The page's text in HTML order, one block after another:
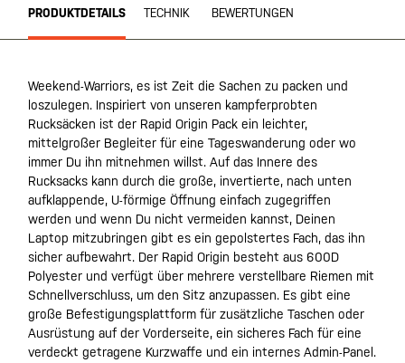
PRODUKTDETAILS TECHNIK BEWERTUNGEN
Weekend-Warriors, es ist Zeit die Sachen zu packen und
loszulegen. Inspiriert von unseren kampferprobten
Rucksäcken ist der Rapid Origin Pack ein leichter,
mittelgroßer Begleiter für eine Tageswanderung oder wo
immer Du ihn mitnehmen willst. Auf das Innere des
Rucksacks kann durch die große, invertierte, nach unten
aufklappende, U-förmige Öffnung einfach zugegriffen
werden und wenn Du nicht vermeiden kannst, Deinen
Laptop mitzubringen gibt es ein gepolstertes Fach, das ihn
sicher aufbewahrt. Der Rapid Origin besteht aus 600D
Polyester und verfügt über mehrere verstellbare Riemen mit
Schnellverschluss, um den Sitz anzupassen. Es gibt eine
große Befestigungsplattform für zusätzliche Taschen oder
Ausrüstung auf der Vorderseite, ein sicheres Fach für eine
verdeckt getragene Kurzwaffe und ein internes Admin-Panel.